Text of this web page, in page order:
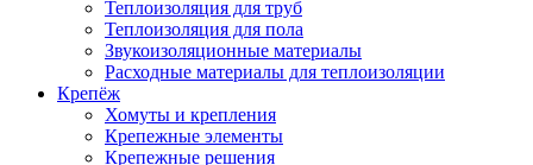
Теплоизоляция для труб
Теплоизоляция для пола
Звукоизоляционные материалы
Расходные материалы для теплоизоляции
Крепёж
Хомуты и крепления
Крепежные элементы
Крепежные решения